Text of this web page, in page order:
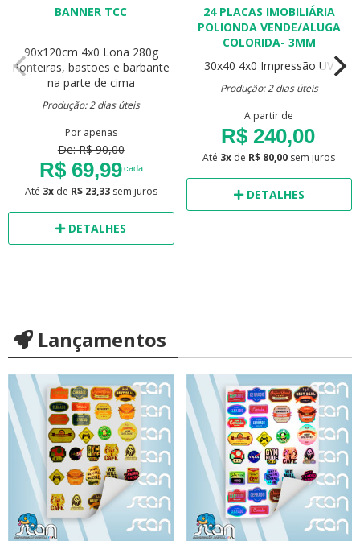
BANNER TCC
90x120cm 4x0 Lona 280g
Ponteiras, bastões e barbante
na parte de cima
Produção: 2 dias úteis
Por apenas
De: R$ 90,00
R$ 69,99cada
Até 3xde R$ 23,33sem juros
DETALHES
24 PLACAS IMOBILIÁRIA
POLIONDA VENDE/ALUGA
COLORIDA- 3MM
30x40 4x0 Impressão UV
Produção: 2 dias úteis
A partir de
R$ 240,00
Até 3x de R$ 80,00 sem juros
DETALHES
Lançamentos